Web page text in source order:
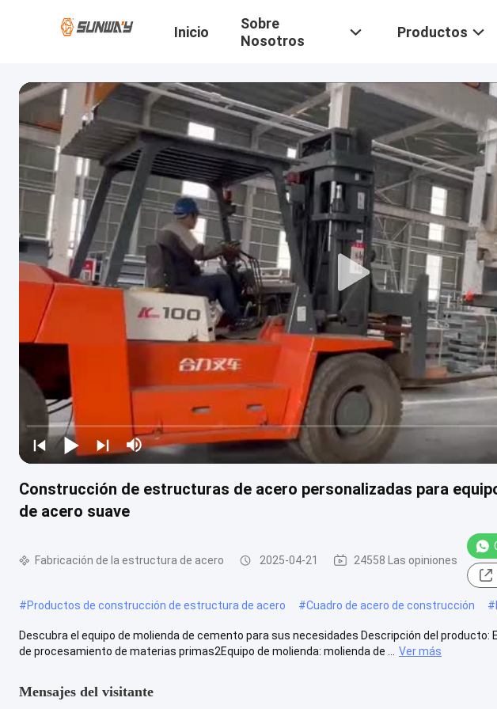
Inicio
Sobre
Nosotros
Productos
Construcción de estructuras de acero personalizadas para
de acero suave
Fabricación de la estructura de acero 2025-04-21 24558 Las opiniones
#Productos de construcción de estructura de acero #Cuadro de acero de construcción #
Descubra el equipo de molienda de cemento para sus necesidades Descripción del producto:
de procesamiento de materias primas2Equipo de molienda: molienda de ...
Ver más
Mensajes del visitante